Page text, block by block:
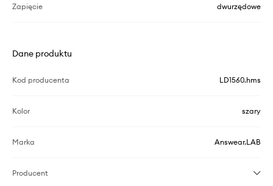
Zapięcie dwurzędowe
Dane produktu
Kod producenta LD1560.hms
Kolor szary
Marka Answear.LAB
Producent